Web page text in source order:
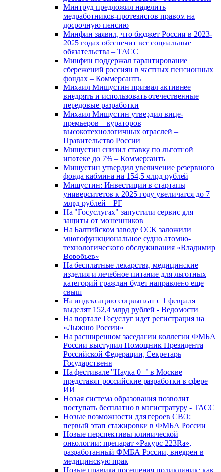
Минтруд предложил наделить
медработников-протезистов правом на
досрочную пенсию
Минфин заявил, что бюджет России в 2023-
2025 годах обеспечит все социальные
обязательства – ТАСС
Минфин поддержал гарантирование
сбережений россиян в частных пенсионных
фондах – Коммерсантъ
Михаил Мишустин призвал активнее
внедрять и использовать отечественные
передовые разработки
Михаил Мишустин утвердил вице-
премьеров – кураторов
высокотехнологичных отраслей –
Правительство России
Мишустин снизил ставку по льготной
ипотеке до 7% – Коммерсантъ
Мишустин утвердил увеличение резервного
фонда кабмина на 154,5 млрд рублей
Мишустин: Инвестиции в стартапы
университетов к 2025 году увеличатся до 7
млрд рублей – РГ
На "Госуслугах" запустили сервис для
защиты от мошенников
На Балтийском заводе ОСК заложили
многофункциональное судно атомно-
технологического обслуживания «Владимир
Воробьев»
На бесплатные лекарства, медицинские
изделия и лечебное питание для льготных
категорий граждан будет направлено еще
свыш
На индексацию соцвыплат с 1 февраля
выделят 152,4 млрд рублей - Ведомости
На портале Госуслуг идет регистрация на
«Лыжню России»
На расширенном заседании коллегии ФМБА
России выступил Помощник Президента
Российской Федерации, Секретарь
Государственн
На фестивале "Наука 0+" в Москве
представят российские разработки в сфере
ИИ
Новая система образования позволит
поступать бесплатно в магистратуру - ТАСС
Новые возможности для героев СВО:
первый этап стажировки в ФМБА России
Новые перспективы клинической
онкологии: препарат «Ракурс 223Ra»,
разработанный ФМБА России, внедрен в
медицинскую прак
Новые правила посещения поликлиник: как